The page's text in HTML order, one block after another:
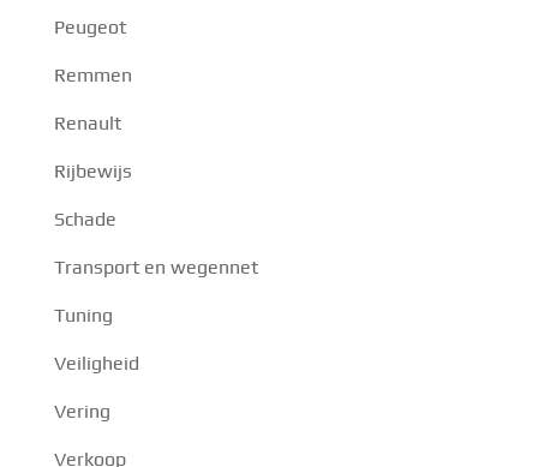
Peugeot
Remmen
Renault
Rijbewijs
Schade
Transport en wegennet
Tuning
Veiligheid
Vering
Verkoop